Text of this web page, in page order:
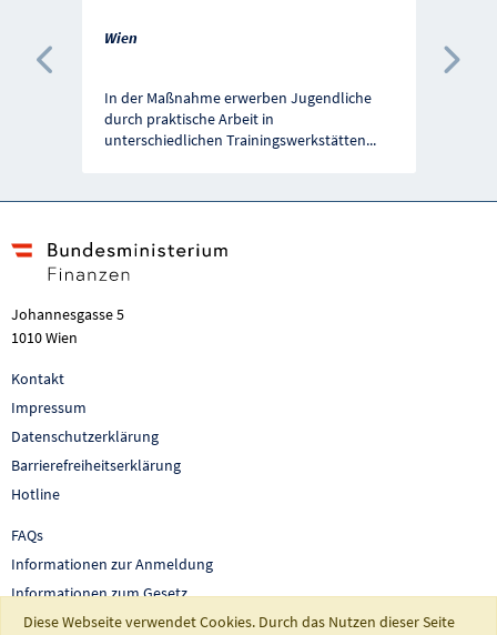
Wien
In der Maßnahme erwerben Jugendliche
durch praktische Arbeit in
unterschiedlichen Trainingswerkstätten...
Vorherige Förderung
Johannesgasse 5
1010 Wien
Kontakt
Impressum
Datenschutzerklärung
Barrierefreiheitserklärung
Hotline
FAQs
Informationen zur Anmeldung
Informationen zum Gesetz
Auswertungen und Berichte
Diese Webseite verwendet Cookies. Durch das Nutzen dieser Seite